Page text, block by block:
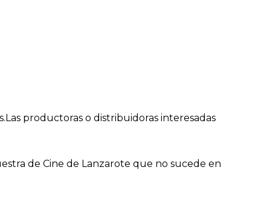
productoras o distribuidoras interesadas
de Cine de Lanzarote que no sucede en